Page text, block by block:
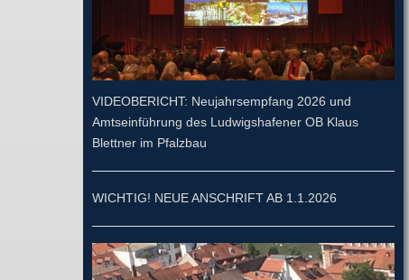
VIDEOBERICHT: Neujahrsempfang 2026 und
Amtseinführung des Ludwigshafener OB Klaus
Blettner im Pfalzbau
WICHTIG! NEUE ANSCHRIFT AB 1.1.2026